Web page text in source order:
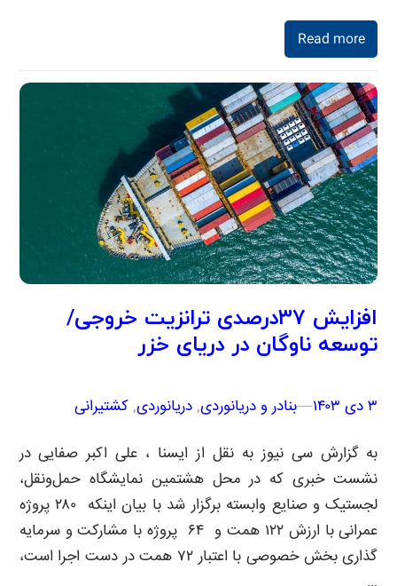
Read more
افزایش ۳۷درصدی ترانزیت خروجی/
توسعه ناوگان در دریای خزر
۳ دی ۱۴۰۳ –
–بنادر و دریانوردی, دریانوردی, کشتیرانی
به گزارش سی نیوز به نقل از ایسنا ، علی اکبر صفایی در
نشست خبری که در محل هشتمین نمایشگاه حمل‌ونقل،
لجستیک و صنایع وابسته برگزار شد با بیان اینکه ۲۸۰ پروژه
عمرانی با ارزش ۱۲۲ همت و ۶۴ پروژه با مشارکت و سرمایه
گذاری بخش خصوصی با اعتبار ۷۲ همت در دست اجرا است،